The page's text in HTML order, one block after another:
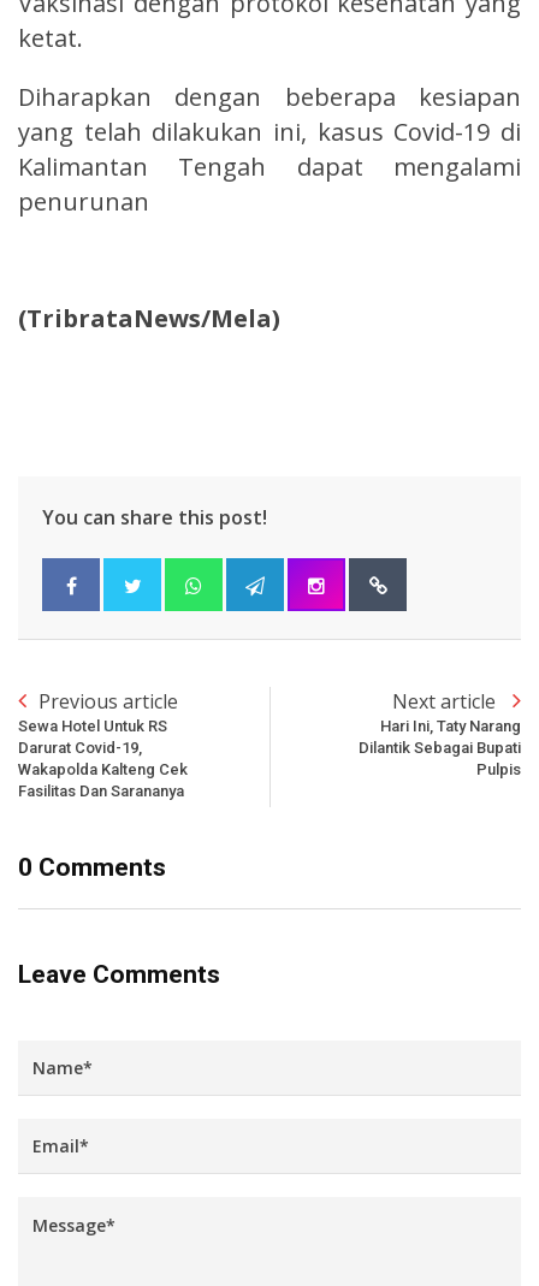
ketat.
Diharapkan dengan beberapa kesiapan
yang telah dilakukan ini, kasus Covid-19 di
Kalimantan Tengah dapat mengalami
penurunan
(TribrataNews/Mela)
You can share this post!
Previous article
Sewa Hotel Untuk RS
Darurat Covid-19,
Wakapolda Kalteng Cek
Fasilitas Dan Sarananya
Next article
Hari Ini, Taty Narang
Dilantik Sebagai Bupati
Pulpis
0 Comments
Leave Comments